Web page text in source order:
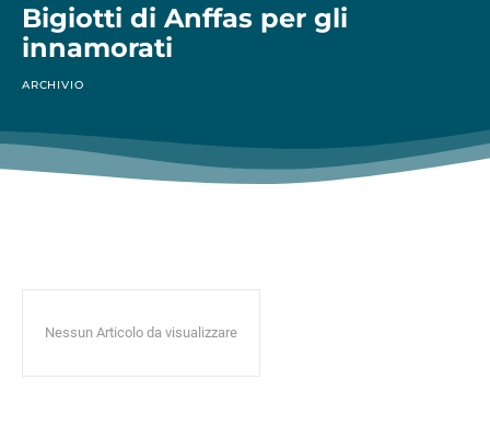
Bigiotti di Anffas per gli
innamorati
ARCHIVIO
Nessun Articolo da visualizzare